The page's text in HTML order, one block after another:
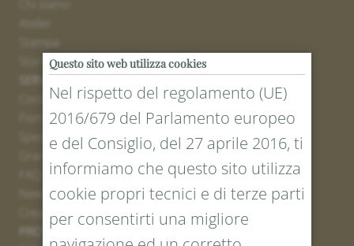
Stores
SERVICE
Contatto
Portale resi
Spedizione
Grandezze e lunghezze
Newsletter iscrizione
PROTEZIONE LEGALE E DEI DATI
Questo sito web utilizza cookies
Nel rispetto del regolamento (UE)
2016/679 del Parlamento europeo
e del Consiglio, del 27 aprile 2016, ti
informiamo che questo sito utilizza
cookie propri tecnici e di terze parti
per consentirti una migliore